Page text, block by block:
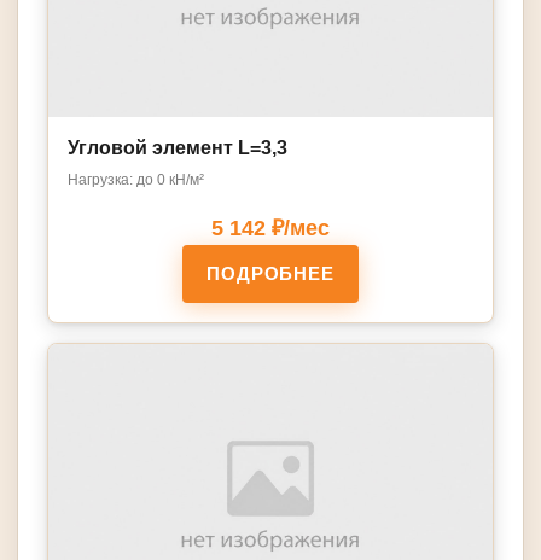
Угловой элемент L=3,3
Нагрузка: до 0 кН/м²
5 142 ₽/мес
ПОДРОБНЕЕ